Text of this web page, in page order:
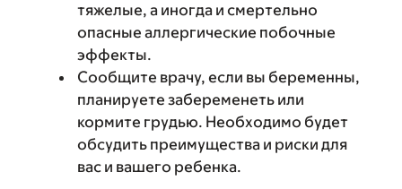
тяжелые, а иногда и смертельно
опасные аллергические побочные
эффекты.
Сообщите врачу, если вы беременны,
планируете забеременеть или
кормите грудью. Необходимо будет
обсудить преимущества и риски для
вас и вашего ребенка.